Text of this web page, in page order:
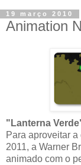
19 março 2010
Animation
"Lanterna
Para aproveitar
2011, a Warner
animado com o